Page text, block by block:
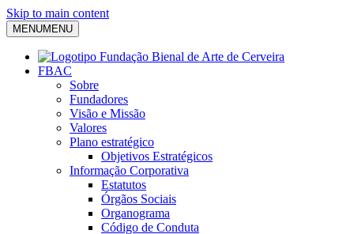
Skip to main content
MENUMENU
FBAC
Sobre
Fundadores
Visão e Missão
Valores
Plano estratégico
Objetivos Estratégicos
Informação Corporativa
Estatutos
Órgãos Sociais
Organograma
Código de Conduta